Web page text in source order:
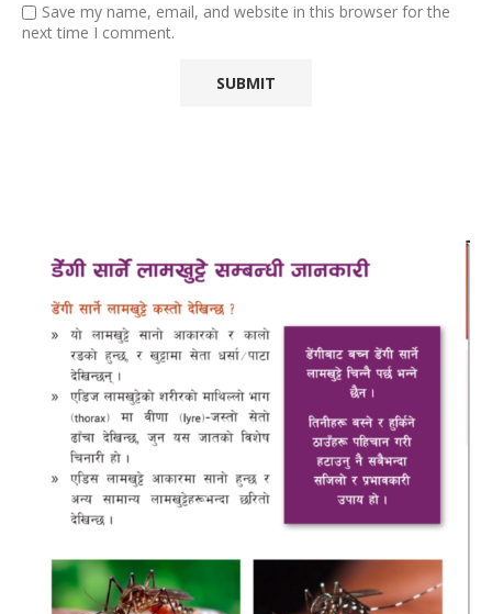
Save my name, email, and website in this browser for the
next time I comment.